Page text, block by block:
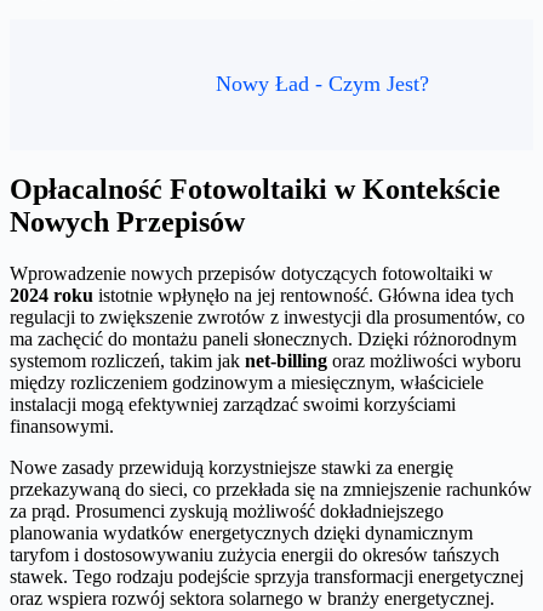
Nowy Ład - Czym Jest?
Opłacalność Fotowoltaiki w Kontekście
Nowych Przepisów
Wprowadzenie nowych przepisów dotyczących fotowoltaiki w
2024 roku istotnie wpłynęło na jej rentowność. Główna idea tych
regulacji to zwiększenie zwrotów z inwestycji dla prosumentów, co
ma zachęcić do montażu paneli słonecznych. Dzięki różnorodnym
systemom rozliczeń, takim jak net-billing oraz możliwości wyboru
między rozliczeniem godzinowym a miesięcznym, właściciele
instalacji mogą efektywniej zarządzać swoimi korzyściami
finansowymi.
Nowe zasady przewidują korzystniejsze stawki za energię
przekazywaną do sieci, co przekłada się na zmniejszenie rachunków
za prąd. Prosumenci zyskują możliwość dokładniejszego
planowania wydatków energetycznych dzięki dynamicznym
taryfom i dostosowywaniu zużycia energii do okresów tańszych
stawek. Tego rodzaju podejście sprzyja transformacji energetycznej
oraz wspiera rozwój sektora solarnego w branży energetycznej.